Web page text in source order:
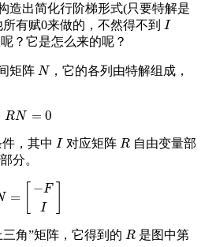
造出简化行阶梯形式(只要特解是
有赋0来做的，不然得不到 I
I
？它是怎么来的呢？
矩阵 N
N ，它的各列由特解组成，
RN = 0
RN =0
，其中 I
I 对应矩阵 R
R自由变量部
分。
=
−F
I
N=
三角”矩阵，它得到的R
R 是图中第